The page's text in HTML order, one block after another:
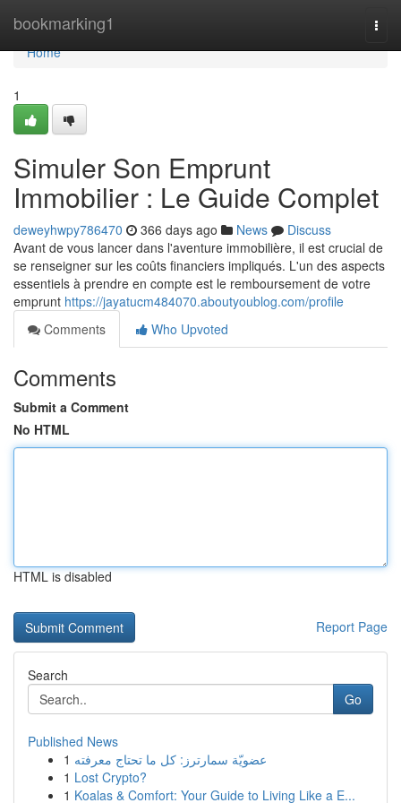
bookmarking1
Home
Home
1
Simuler Son Emprunt
Immobilier : Le Guide Complet
deweyhwpy786470 366 days ago News
Discuss
Avant de vous lancer dans l'aventure immobilière, il est crucial de
se renseigner sur les coûts financiers impliqués. L'un des aspects
essentiels à prendre en compte est le remboursement de votre
emprunt https://jayatucm484070.aboutyoublog.com/profile
Comments
Who Upvoted
Comments
Submit a Comment
No HTML
HTML is disabled
Report Page
Search
Go
Published News
1 عضويّة سمارترز: كل ما تحتاج معرفته
1 Lost Crypto?
1 Koalas & Comfort: Your Guide to Living Like a E...